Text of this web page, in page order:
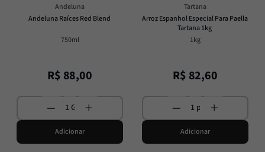
Andeluna
Andeluna Raíces Red Blend
750ml
R$ 88,00
Adicionar
Tartana
Arroz Espanhol Especial Para Paella
Tartana 1kg
1kg
R$ 82,60
Adicionar